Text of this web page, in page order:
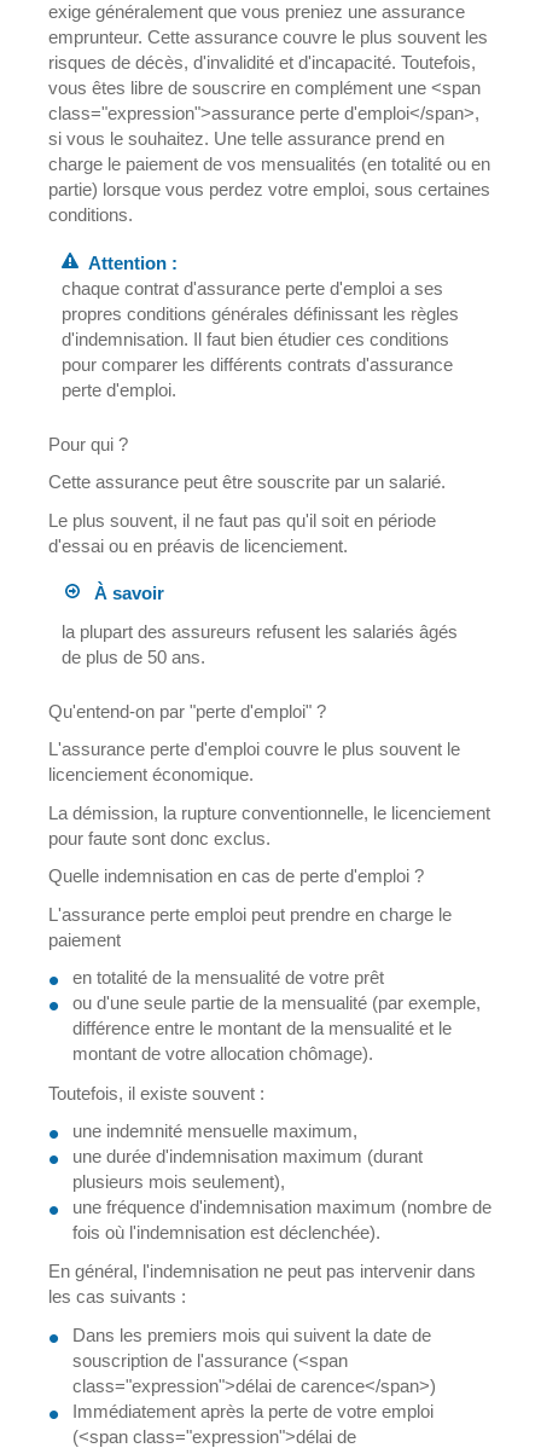
exige généralement que vous preniez une assurance
emprunteur. Cette assurance couvre le plus souvent les
risques de décès, d'invalidité et d'incapacité. Toutefois,
vous êtes libre de souscrire en complément une <span
class="expression">assurance perte d'emploi</span>,
si vous le souhaitez. Une telle assurance prend en
charge le paiement de vos mensualités (en totalité ou en
partie) lorsque vous perdez votre emploi, sous certaines
conditions.
Attention :
chaque contrat d'assurance perte d'emploi a ses
propres conditions générales définissant les règles
d'indemnisation. Il faut bien étudier ces conditions
pour comparer les différents contrats d'assurance
perte d'emploi.
Pour qui ?
Cette assurance peut être souscrite par un salarié.
Le plus souvent, il ne faut pas qu'il soit en période
d'essai ou en préavis de licenciement.
À savoir
la plupart des assureurs refusent les salariés âgés
de plus de 50 ans.
Qu'entend-on par "perte d'emploi" ?
L'assurance perte d'emploi couvre le plus souvent le
licenciement économique.
La démission, la rupture conventionnelle, le licenciement
pour faute sont donc exclus.
Quelle indemnisation en cas de perte d'emploi ?
L'assurance perte emploi peut prendre en charge le
paiement
en totalité de la mensualité de votre prêt
ou d'une seule partie de la mensualité (par exemple,
différence entre le montant de la mensualité et le
montant de votre allocation chômage).
Toutefois, il existe souvent :
une indemnité mensuelle maximum,
une durée d'indemnisation maximum (durant
plusieurs mois seulement),
une fréquence d'indemnisation maximum (nombre de
fois où l'indemnisation est déclenchée).
En général, l'indemnisation ne peut pas intervenir dans
les cas suivants :
Dans les premiers mois qui suivent la date de
souscription de l'assurance (<span
class="expression">délai de carence</span>)
Immédiatement après la perte de votre emploi
(<span class="expression">délai de